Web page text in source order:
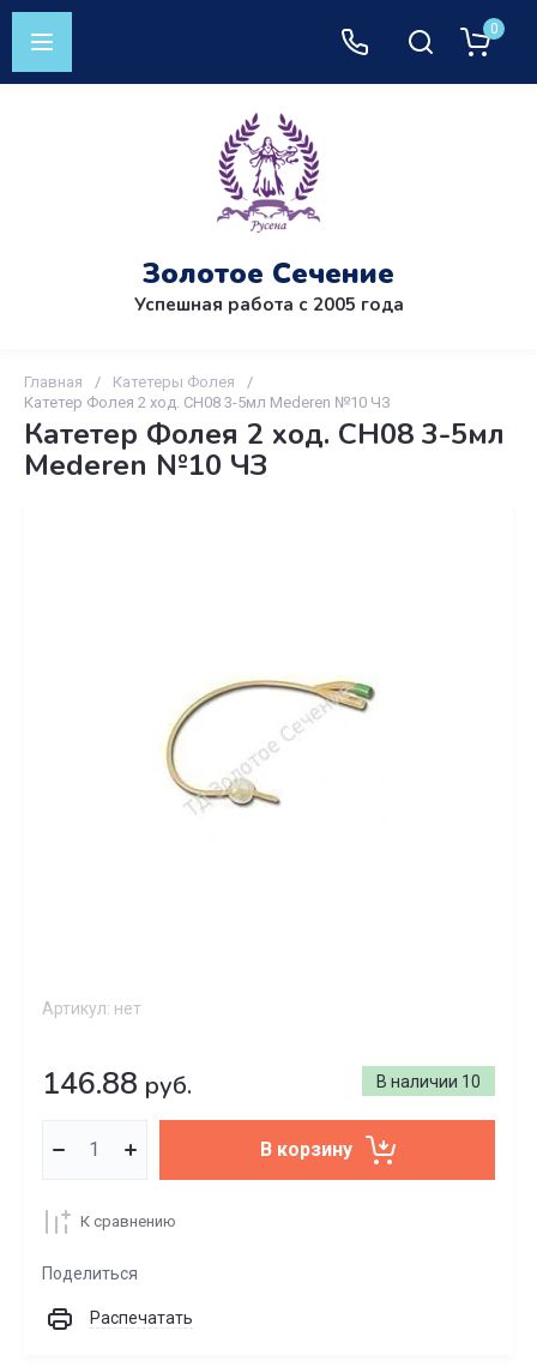
Золотое Сечение
Успешная работа с 2005 года
0
Главная / Катетеры Фолея
/
Катетер Фолея 2 ход. CH08 3-5мл Mederen №10 ЧЗ
Катетер Фолея 2 ход. CH08 3-5мл
Mederen №10 ЧЗ
Артикул: нет
В наличии 10
146.88 руб.
В корзину
К сравнению
Поделиться
Распечатать